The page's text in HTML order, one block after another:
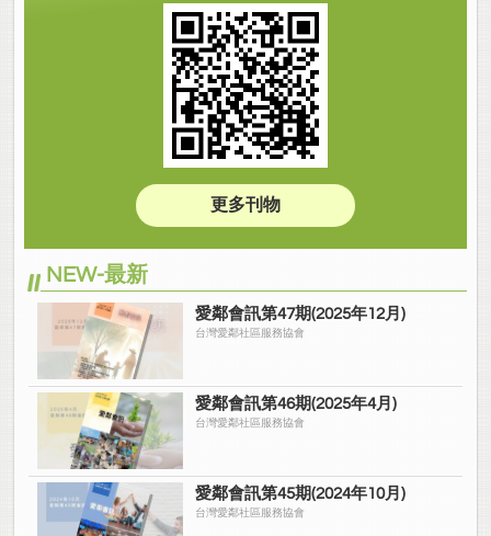
更多刊物
NEW-最新
愛鄰會訊第47期(2025年12月)
台灣愛鄰社區服務協會
愛鄰會訊第46期(2025年4月)
台灣愛鄰社區服務協會
愛鄰會訊第45期(2024年10月)
台灣愛鄰社區服務協會